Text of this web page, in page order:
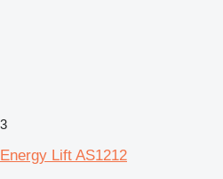
3
Energy Lift AS1212